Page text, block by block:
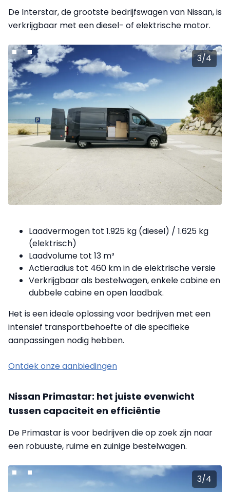
De Interstar, de grootste bedrijfswagen van Nissan, is
verkrijgbaar met een diesel- of elektrische motor.
3/4
Laadvermogen tot 1.925 kg (diesel) / 1.625 kg
(elektrisch)
Laadvolume tot 13 m³
Actieradius tot 460 km in de elektrische versie
Verkrijgbaar als bestelwagen, enkele cabine en
dubbele cabine en open laadbak.
Het is een ideale oplossing voor bedrijven met een
intensief transportbehoefte of die specifieke
aanpassingen nodig hebben.
Ontdek onze aanbiedingen
Nissan Primastar: het juiste evenwicht
tussen capaciteit en efficiëntie
De Primastar is voor bedrijven die op zoek zijn naar
een robuuste, ruime en zuinige bestelwagen.
3/4